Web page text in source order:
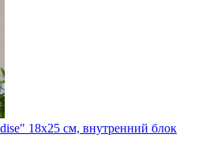
18х25 см, внутренний блок